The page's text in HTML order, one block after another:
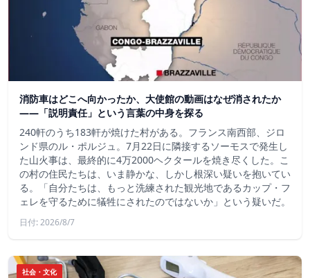
消防車はどこへ向かったか、大使館の動画はなぜ消されたか
——「説明責任」という言葉の中身を探る
240軒のうち183軒が焼けた村がある。フランス南西部、ジロ
ンド県のル・ポルジュ。7月22日に隣接するソーモスで発生し
た山火事は、最終的に4万2000ヘクタールを焼き尽くした。こ
の村の住民たちは、いま静かな、しかし根深い疑いを抱いてい
る。「自分たちは、もっと洗練された観光地であるカップ・フ
ェレを守るために犠牲にされたのではないか」という疑いだ。
日付: 2026/8/7
社会・文化